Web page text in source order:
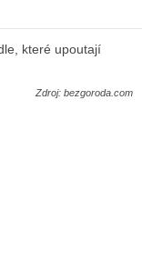
Zdroj: bezgoroda.com